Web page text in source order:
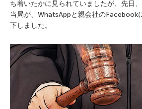
ち着いたかに見られていましたが、先日
当局が、WhatsAppと親会社のFacebook
下しました。